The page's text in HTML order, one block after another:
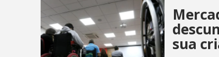
sua